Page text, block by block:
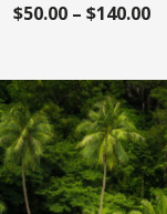
$50.00 – $140.00